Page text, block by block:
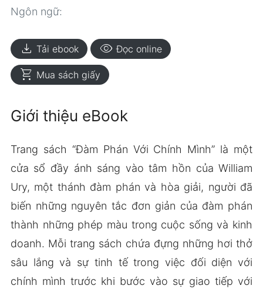
Ngôn ngữ:
download Tải ebook visibility Đọc online
shopping_cart Mua sách giấy
Giới thiệu eBook
Trang sách “Đàm Phán Với Chính Mình” là một
cửa sổ đầy ánh sáng vào tâm hồn của William
Ury, một thánh đàm phán và hòa giải, người đã
biến những nguyên tắc đơn giản của đàm phán
thành những phép màu trong cuộc sống và kinh
doanh. Mỗi trang sách chứa đựng những hơi thở
sâu lắng và sự tinh tế trong việc đối diện với
chính mình trước khi bước vào sự giao tiếp với